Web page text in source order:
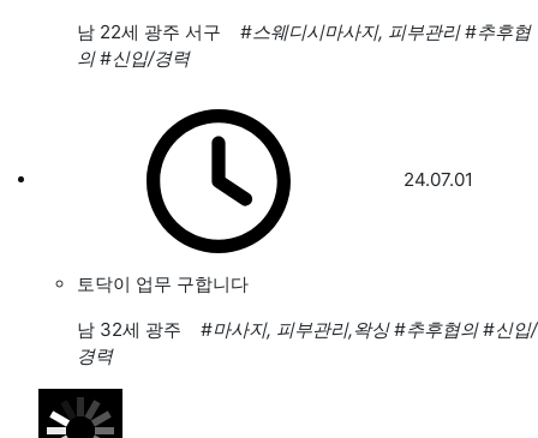
남 22세 광주 서구 #스웨디시마사지, 피부관리 #추후협
의 #신입/경력
24.07.01
토닥이 업무 구합니다
남 32세 광주 #마사지, 피부관리,왁싱 #추후협의 #신입/
경력